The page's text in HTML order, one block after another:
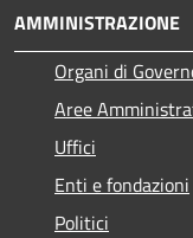
AMMINISTRAZIONE
Organi di
Aree
Uffici
Enti e fondazioni
Politici